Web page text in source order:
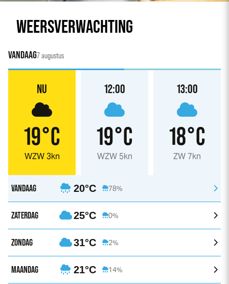
WEERSVERWACHTING
VANDAAG7 augustus
NU
19°C
WZW 3kn
12:00
19°C
WZW 5kn
13:00
18°C
ZW 7kn
VANDAAG 20°C 78%
ZATERDAG 25°C 0%
ZONDAG 31°C 2%
MAANDAG 21°C 14%